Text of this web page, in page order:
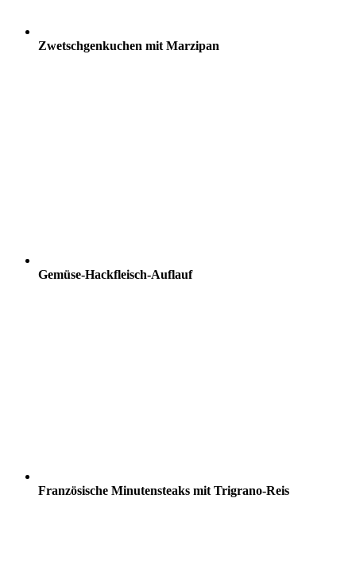
Zwetschgenkuchen mit Marzipan
Gemüse-Hackfleisch-Auflauf
Französische Minutensteaks mit Trigrano-Reis